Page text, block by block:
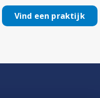
Vind een praktijk